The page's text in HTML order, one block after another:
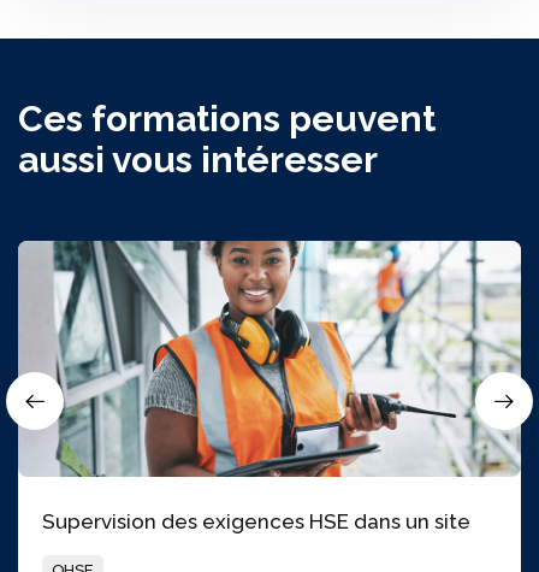
Ces formations peuvent
aussi vous intéresser
Supervision des exigences HSE dans un site